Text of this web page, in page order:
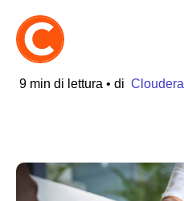
Servizi finanziari
Tecnologia
9 min di lettura • di Cloudera